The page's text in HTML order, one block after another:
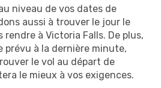
niveau de vos dates de
aussi à trouver le jour le
rendre à Victoria Falls. De plus,
prévu à la dernière minute,
le vol au départ de
le mieux à vos exigences.